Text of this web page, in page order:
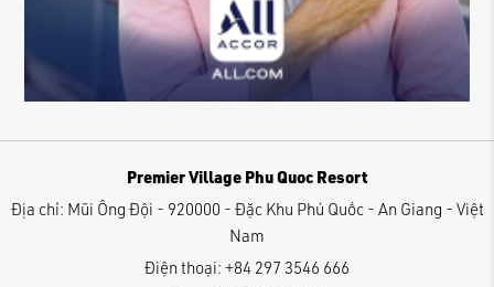
Premier Village Phu Quoc Resort
Địa chỉ: Mũi Ông Đội - 920000 - Đặc Khu Phú Quốc - An Giang - Việt
Nam
Điện thoại: +84 297 3546 666